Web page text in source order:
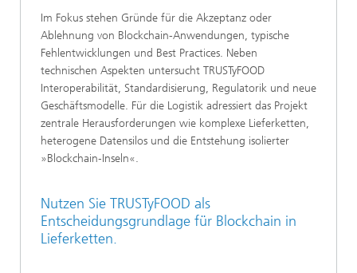
Im Fokus stehen Gründe für die Akzeptanz oder
Ablehnung von Blockchain-Anwendungen, typische
Fehlentwicklungen und Best Practices. Neben
technischen Aspekten untersucht TRUSTyFOOD
Interoperabilität, Standardisierung, Regulatorik und neue
Geschäftsmodelle. Für die Logistik adressiert das Projekt
zentrale Herausforderungen wie komplexe Lieferketten,
heterogene Datensilos und die Entstehung isolierter
»Blockchain‑Inseln«.
Nutzen Sie TRUSTyFOOD als
Entscheidungsgrundlage für Blockchain in
Lieferketten.